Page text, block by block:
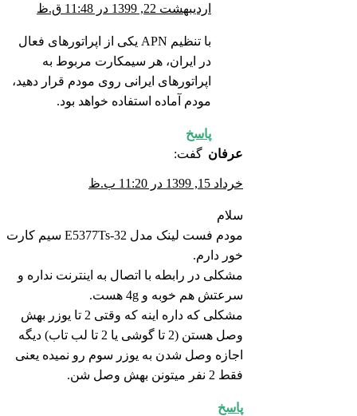
اردیبهشت 22, 1399 در 11:48 ق.ظ
با تنظیم APN یکی از اپراتورهای فعال
در ایران، هر سیمکارت مربوط به
اپراتورهای ایرانی روی مودم قرار دهید،
مودم آماده استفاده خواهد بود.
پاسخ
عرفان گفت:
خرداد 15, 1399 در 11:20 ب.ظ
سلام
مودم فست لینک مدل E5377Ts-32 سیم کارت
خور دارم.
مشکلی در رابطه با اتصال به اینترنت نداره و
سرعتش هم خوبه و 4g هست.
مشکلی که داره اینه که وقتی 2 تا یوزر بهش
وصل هستن (2 تا گوشی یا 2 تا لب تاب) دیگه
اجازه وصل شدن به یوزر سوم رو نمیده یعنی
فقط 2 نفر میتونن بهش وصل شن.
پاسخ